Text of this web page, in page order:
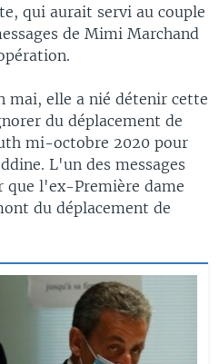
qui aurait servi au couple
de Mimi Marchand
mai, elle a nié détenir cette
du déplacement de
mi-octobre 2020 pour
L'un des messages
que l'ex-Première dame
du déplacement de